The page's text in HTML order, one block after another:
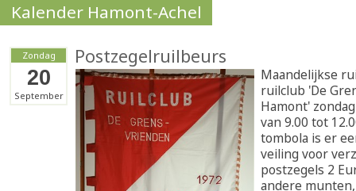
Kalender Hamont-Achel
Zondag
20
September
Postzegelruilbeurs
Maandelijkse
ruilclub 'De
Hamont'
van 9.00 tot
tombola is er
veiling voor
postzegels 2
andere